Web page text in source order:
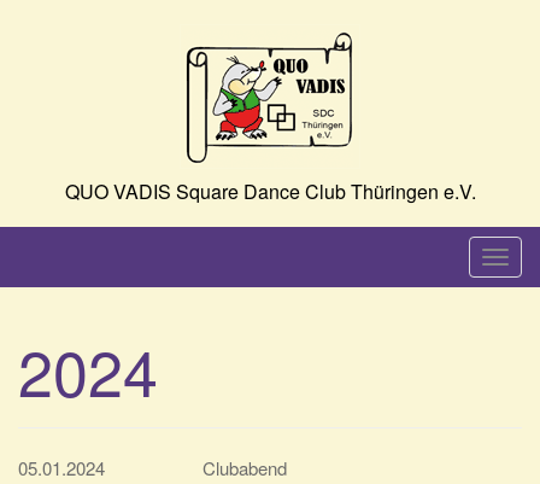
QUO VADIS Square Dance Club Thüringen e.V.
T
o
2024
05.01.2024
Clubabend